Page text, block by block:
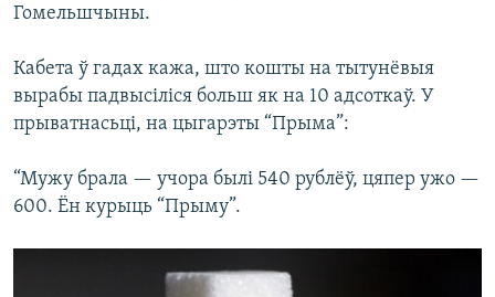
Гомельшчыны.
Кабета ў гадах кажа, што кошты на тытунёвыя
вырабы падвысіліся больш як на 10 адсоткаў. У
прыватнасьці, на цыгарэты “Прыма”:
“Мужу брала — учора былі 540 рублёў, цяпер ужо —
600. Ён курыць “Прыму”.